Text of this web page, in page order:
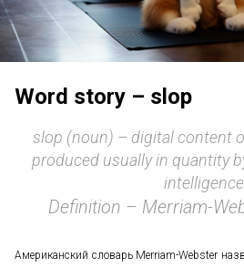
Word story – slop
slop (noun) – digital content
produced usually in quantity
intelligence
Definition – Merriam-
Американский словарь Merriam-Webster